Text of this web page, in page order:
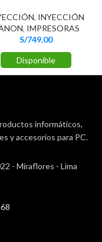
, INYECCIÓN
, IMPRESORAS
S/749.00
Disponible
informáticos,
y accesorios para PC.
- Miraflores - Lima